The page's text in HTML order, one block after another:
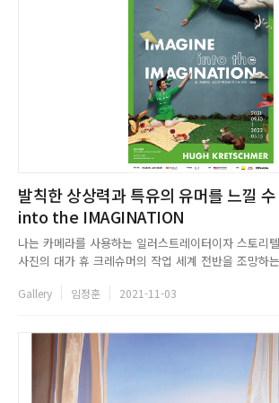
발칙한 상상력과 특유의 유머를 느낄
into the IMAGINATION
나는 카메라를 사용하는 일러스트레이터이자 스토리
사진의 대가 휴 크레슈머의 작업 세계 전반을 조망하
다. 포토샵을 통한 보정작업이 보편화 된 현대 사진 작
Gallery 임정훈 2021-11-03